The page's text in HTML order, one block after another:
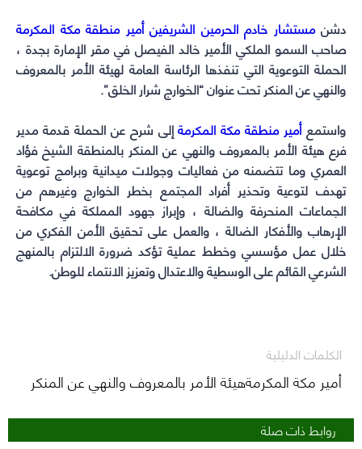
دشنمستشار خادم الحرمين الشريفين أمير منطقة مكة المكرمة
صاحب السمو الملكي الأمير خالد الفيصل في مقر الإمارة بجدة ،
الحملة التوعوية التي تنفذها الرئاسة العامة لهيئة الأمر بالمعروف
والنهي عن المنكر تحت عنوان “الخوارج شرار الخلق”.
واستمعأمير منطقة مكة المكرمةإلى شرح عن الحملة قدمة مدير
فرع هيئة الأمر بالمعروف والنهي عن المنكر بالمنطقة الشيخ فؤاد
العمري وما تتضمنه من فعاليات وجولات ميدانية وبرامج توعوية
تهدف لتوعية وتحذير أفراد المجتمع بخطر الخوارج وغيرهم من
الجماعات المنحرفة والضالة ، وإبراز جهود المملكة في مكافحة
الإرهاب والأفكار الضالة ، والعمل على تحقيق الأمن الفكري من
خلال عمل مؤسسي وخطط عملية تؤكد ضرورة الالتزام بالمنهج
الشرعي القائم على الوسطية والاعتدال وتعزيز الانتماء للوطن.
(Opens
in
new
window)
(Opens
in
new
window)
(Opens
in
new
window)
(Opens
in
new
window)
الكلمات الدليلية
أمير مكة المكرمةهيئة الأمر بالمعروف والنهي عن المنكر
روابط ذات صلة